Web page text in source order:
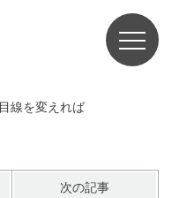
目線を変えれば
次の記事